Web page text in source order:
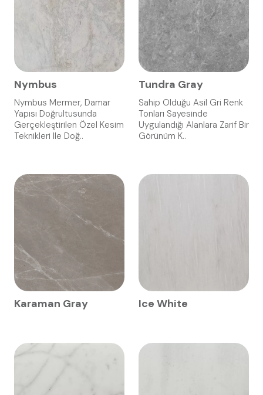
Nymbus
Nymbus Mermer, Damar
Yapısı Doğrultusunda
Gerçekleştirilen Özel Kesim
Teknikleri Ile Doğ..
Tundra Gray
Sahip Olduğu Asil Gri Renk
Tonları Sayesinde
Uygulandığı Alanlara Zarif Bir
Görünüm K..
Karaman Gray Ice White